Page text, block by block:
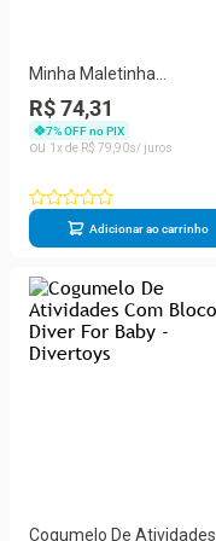
Minha Maletinha
Construção C/ 11
Acessórios - Divertoys
R$ 74,31
7% OFF no PIX
1
R$ 79 90
Adicionar ao carrinho
Cogumelo De Atividades